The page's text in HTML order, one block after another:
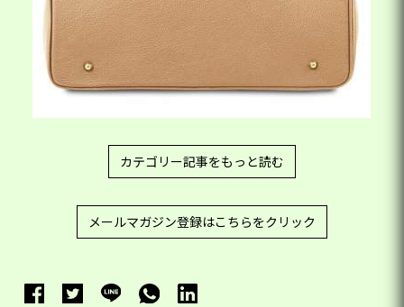
カテゴリー記事をもっと読む
メールマガジン登録はこちらをクリック